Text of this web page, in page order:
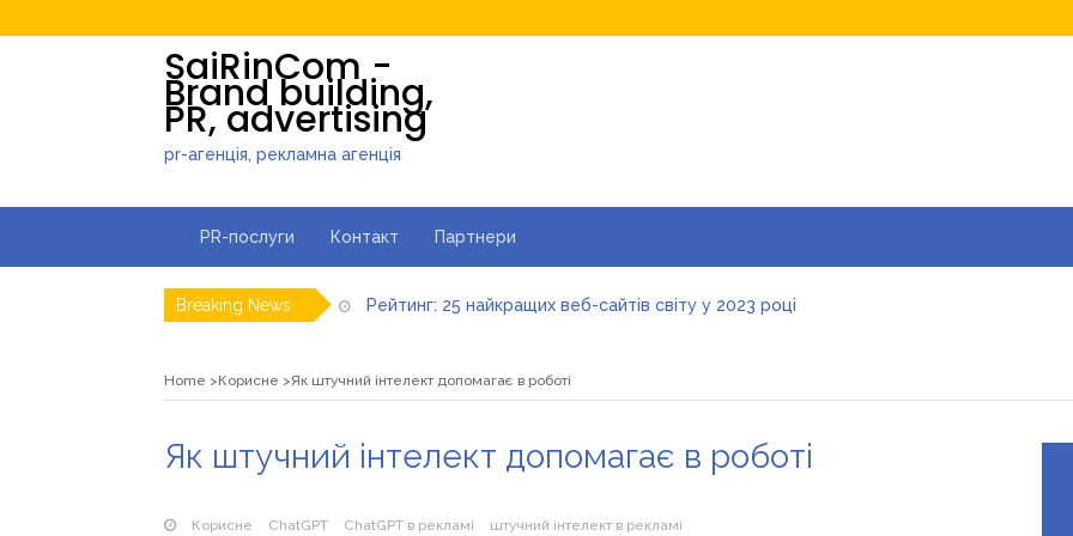
SaiRinCom -
Brand building,
PR, advertising
pr-агенція, рекламна агенція
PR-послуги Контакт Партнери
Breaking News
Рейтинг: 25 найкращих веб-сайтів світу у 2023 році
Візуалізація зростаючого домінування ChatGPT
Home Корисне Як штучний інтелект допомагає в роботі
Як штучний інтелект допомагає в роботі
Корисне ChatGPT ChatGPT в рекламі штучний інтелект в рекламі